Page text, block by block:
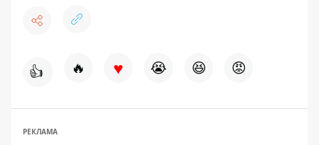
👍 🔥 ♥ 😭 😆 😡
РЕКЛАМА